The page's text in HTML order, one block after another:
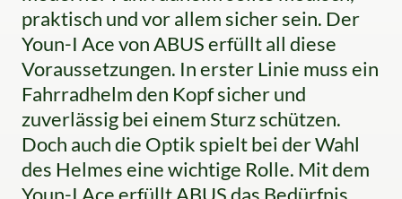
praktisch und vor allem sicher sein. Der
Youn-I Ace von ABUS erfüllt all diese
Voraussetzungen. In erster Linie muss ein
Fahrradhelm den Kopf sicher und
zuverlässig bei einem Sturz schützen.
Doch auch die Optik spielt bei der Wahl
des Helmes eine wichtige Rolle. Mit dem
Youn-I Ace erfüllt ABUS das Bedürfnis